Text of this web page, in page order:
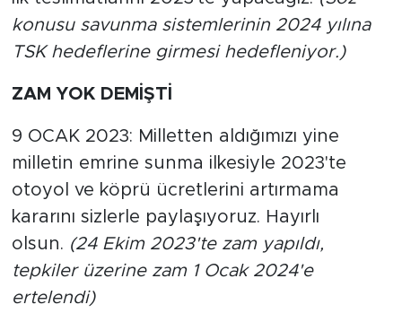
konusu savunma sistemlerinin 2024 yılına
TSK hedeflerine girmesi hedefleniyor.)
ZAM YOK DEMİŞTİ
9 OCAK 2023: Milletten aldığımızı yine
milletin emrine sunma ilkesiyle 2023'te
otoyol ve köprü ücretlerini artırmama
kararını sizlerle paylaşıyoruz. Hayırlı
olsun. (24 Ekim 2023'te zam yapıldı,
tepkiler üzerine zam 1 Ocak 2024'e
ertelendi)